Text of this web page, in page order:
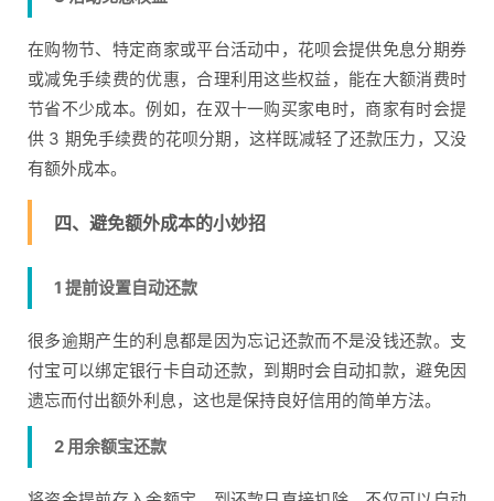
在购物节、特定商家或平台活动中，花呗会提供免息分期券
或减免手续费的优惠，合理利用这些权益，能在大额消费时
节省不少成本。例如，在双十一购买家电时，商家有时会提
供 3 期免手续费的花呗分期，这样既减轻了还款压力，又没
有额外成本。
四、避免额外成本的小妙招
1 提前设置自动还款
很多逾期产生的利息都是因为忘记还款而不是没钱还款。支
付宝可以绑定银行卡自动还款，到期时会自动扣款，避免因
遗忘而付出额外利息，这也是保持良好信用的简单方法。
2 用余额宝还款